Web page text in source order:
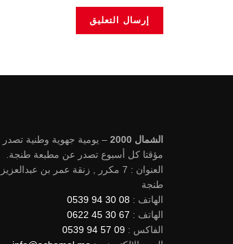
الشمال 2000
– يومية جهوية وطنية تصدر
مؤقتا كل أسبوع تصدر عن مطبعة طنجة.
العنوان : 7 مكرر , زنقة عمر بن عبدالعزيز ,
طنجة
الهاتف : 08 30 94 0539
الهاتف : 67 30 45 0622
الفاكس : 09 57 94 0539